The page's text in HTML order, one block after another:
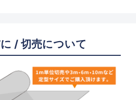
/ 切売について